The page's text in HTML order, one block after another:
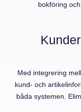
bokföring
Med integrering
kund- och
båda systemen.